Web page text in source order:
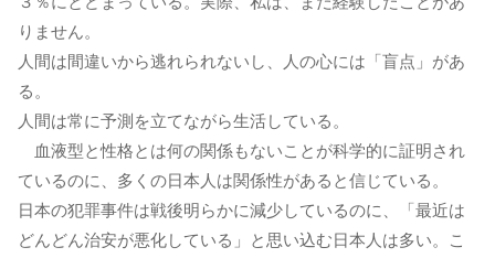
りません。
人間は間違いから逃れられないし、人の心には「盲点」があ
る。
人間は常に予測を立てながら生活している。
血液型と性格とは何の関係もないことが科学的に証明され
ているのに、多くの日本人は関係性があると信じている。
日本の犯罪事件は戦後明らかに減少しているのに、「最近は
どんどん治安が悪化している」と思い込む日本人は多い。こ